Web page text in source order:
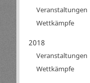
Veranstaltungen
Wettkämpfe
2018
Veranstaltungen
Wettkämpfe